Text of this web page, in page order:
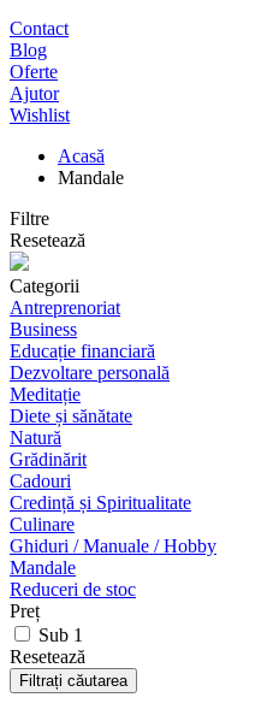
Contact
Blog
Oferte
Ajutor
Wishlist
Acasă
Mandale
Filtre
Resetează
Categorii
Antreprenoriat
Business
Educație financiară
Dezvoltare personală
Meditație
Diete și sănătate
Natură
Grădinărit
Cadouri
Credință și Spiritualitate
Culinare
Ghiduri / Manuale / Hobby
Mandale
Reduceri de stoc
Preț
Sub 1
Resetează
Filtrați căutarea